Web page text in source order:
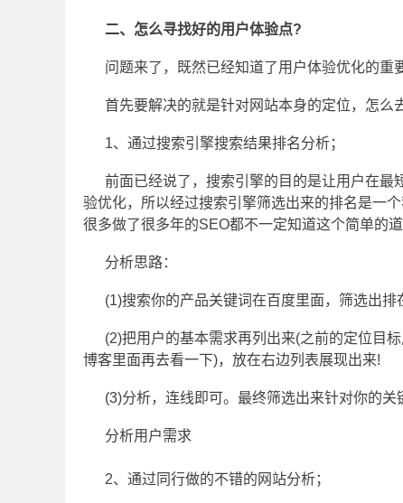
二、怎么寻找好的用户体验点?
问题来了，既然已经知道了用户体验优化的
首先要解决的就是针对网站本身的定位，怎么
1、通过搜索引擎搜索结果排名分析；
前面已经说了，搜索引擎的目的是让用户在
验优化，所以经过搜索引擎筛选出来的排名是一
很多做了很多年的SEO都不一定知道这个简单的
分析思路：
(1)搜索你的产品关键词在百度里面，筛选出
(2)把用户的基本需求再列出来(之前的定位目
博客里面再去看一下)，放在右边列表展现出来!
(3)分析，连线即可。最终筛选出来针对你的
分析用户需求
2、通过同行做的不错的网站分析；